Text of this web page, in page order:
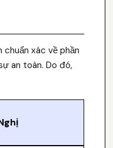
xác về phần
an toàn. Do đó,